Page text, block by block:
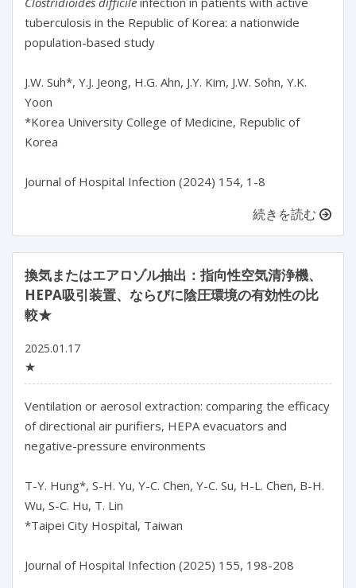
tuberculosis in the Republic of Korea: a nationwide
population-based study
J.W. Suh*, Y.J. Jeong, H.G. Ahn, J.Y. Kim, J.W. Sohn, Y.K.
Yoon
*Korea University College of Medicine, Republic of
Korea
続きを読む
換気またはエアロゾル抽出：指向性空気清浄機、
HEPA吸引装置、ならびに陰圧環境の有効性の比
較★
2025.01.17
★
Ventilation or aerosol extraction: comparing the efficacy
of directional air purifiers, HEPA evacuators and
negative-pressure environments
T-Y. Hung*, S-H. Yu, Y-C. Chen, Y-C. Su, H-L. Chen, B-H.
Wu, S-C. Hu, T. Lin
*Taipei City Hospital, Taiwan